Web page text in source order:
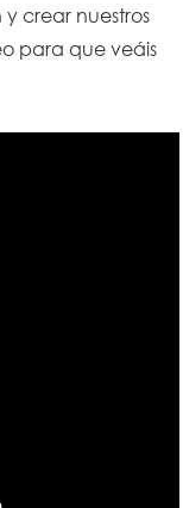
crear nuestros
para que veáis